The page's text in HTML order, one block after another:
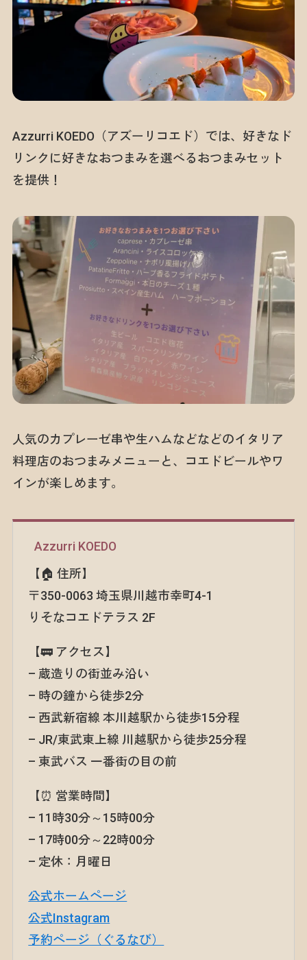
Azzurri KOEDO（アズーリコエド）では、好きなド
リンクに好きなおつまみを選べるおつまみセット
を提供！
人気のカプレーゼ串や生ハムなどなどのイタリア
料理店のおつまみメニューと、コエドビールやワ
インが楽しめます。
Azzurri KOEDO
【🏠 住所】
〒350-0063 埼玉県川越市幸町4-1
りそなコエドテラス 2F
【🚃 アクセス】
– 蔵造りの街並み沿い
– 時の鐘から徒歩2分
– 西武新宿線 本川越駅から徒歩15分程
– JR/東武東上線 川越駅から徒歩25分程
– 東武バス 一番街の目の前
【⏰ 営業時間】
– 11時30分～15時00分
– 17時00分～22時00分
– 定休：月曜日
公式ホームページ
公式Instagram
予約ページ（ぐるなび）